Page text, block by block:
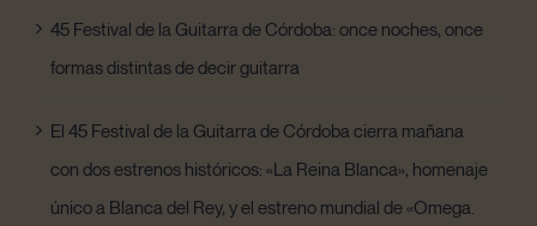
45 Festival de la Guitarra de Córdoba: once noches, once
formas distintas de decir guitarra
El 45 Festival de la Guitarra de Córdoba cierra mañana
con dos estrenos históricos: «La Reina Blanca», homenaje
único a Blanca del Rey, y el estreno mundial de «Omega.